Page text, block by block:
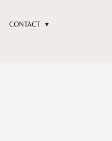
CONTACT